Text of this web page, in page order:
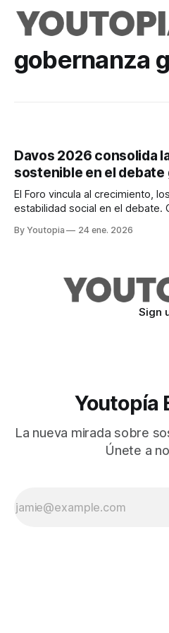
gobernanza
Davos 2026 consolida
sostenible en el debate
El Foro vincula al crecimiento,
estabilidad social en el debate.
By Youtopia 24 ene. 2026
Sign
Youtopía
La nueva mirada sobre
Únete a